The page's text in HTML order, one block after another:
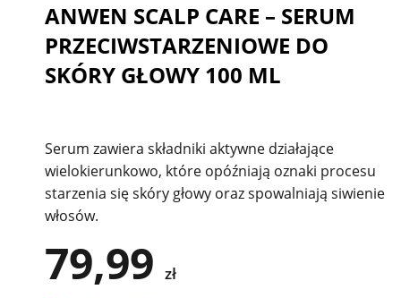
ANWEN SCALP CARE – SERUM
PRZECIWSTARZENIOWE DO
SKÓRY GŁOWY 100 ML
Serum zawiera składniki aktywne działające
wielokierunkowo, które opóźniają oznaki procesu
starzenia się skóry głowy oraz spowalniają siwienie
włosów.
79,99 zł